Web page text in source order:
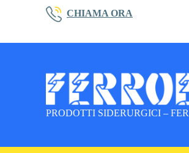
CHIAMA ORA
PRODOTTI SIDERURGICI –